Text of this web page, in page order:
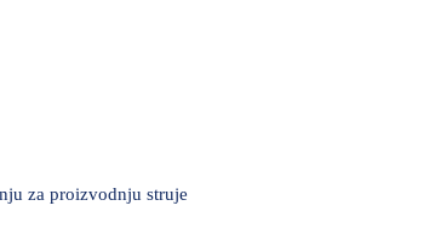
za proizvodnju struje